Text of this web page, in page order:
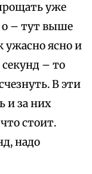
уже
о – тут выше
ужасно ясно и
секунд – то
В эти
и за них
стоит.
надо